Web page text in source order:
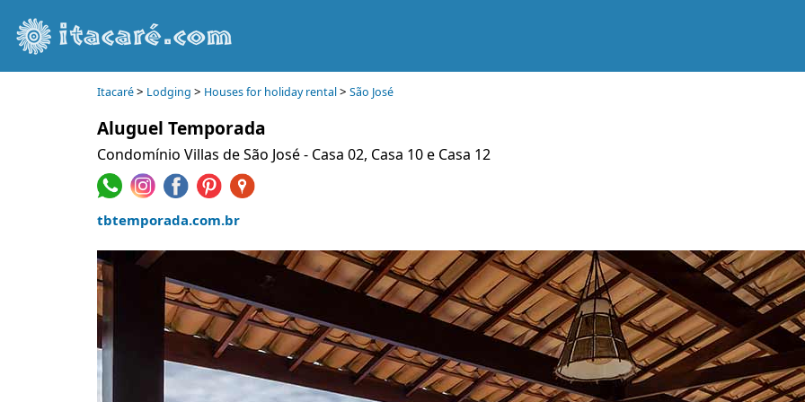
Itacaré> Lodging > Houses for holiday rental> São José
Aluguel Temporada
Condomínio Villas de São José - Casa 02, Casa 10 e Casa 12
tbtemporada.com.br